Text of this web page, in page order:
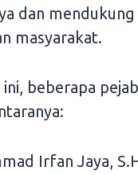
dan mendukung
masyarakat.
ini, beberapa
Irfan Jaya,